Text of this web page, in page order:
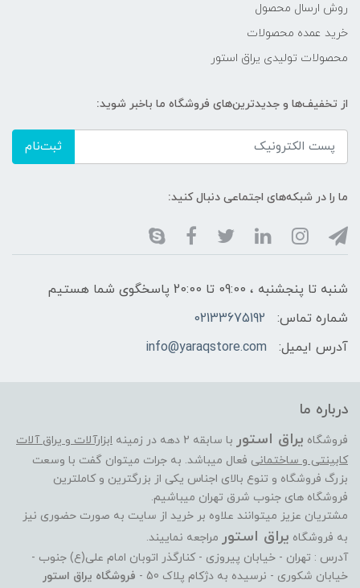
روش ارسال محصول
خرید عمده محصولات
محصولات تولیدی یراق استور
از تخفیف‌ها و جدیدترین‌های فروشگاه ما باخبر شوید:
ثبت‌نام
ما را در شبکه‌های اجتماعی دنبال کنید:
شنبه تا پنجشنبه ، 09:00 تا 20:00 پاسخگوی شما هستیم
شماره تماس:
02133675192
آدرس ایمیل:
info@yaraqstore.com
درباره ما
فروشگاه یراق استور با سابقه 2 دهه در زمینه
ابزارآلات و یراق آلات
کابینتی و ساختمانی فعال میباشد. به جرات میتوان گفت با وسعت
بزرگ فروشگاه و تنوع بالای اجناس یکی از بزرگترین و کاملترین
فروشگاه های جنوب شرق تهران میباشیم.
مشتریان عزیز میتوانند علاوه بر خرید از سایت به صورت حضوری نیز
به فروشگاه یراق استور مراجعه نماییند.
آدرس : تهران - خیابان پیروزی - کنارگذر اتوبان امام علی(ع) جنوب -
خیابان شکوری - نرسیده به دژکام پلاک 50 -
فروشگاه یراق استور